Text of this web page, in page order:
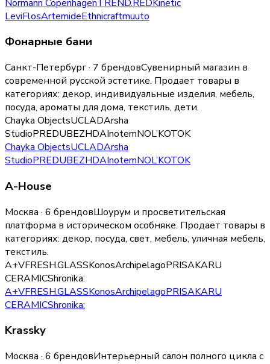
Normann CopenhagenTREND.REDKinetic
LeviFlosArtemideEthnicraftmuuto
Фонарные бани
Санкт-Петербург · 7 брендовСувенирный магазин в
современной русской эстетике. Продает товары в
категориях: декор, индивидуальные изделия, мебель,
посуда, ароматы для дома, текстиль, дети.
Chayka ObjectsUCLADArsha
StudioPREDUBEZHDAInotemNOL’KOTOK
Chayka ObjectsUCLADArsha
StudioPREDUBEZHDAInotemNOL’KOTOK
A-House
Москва · 6 брендовШоурум и просветительская
платформа в историческом особняке. Продает товары в
категориях: декор, посуда, свет, мебель, уличная мебель,
текстиль.
A+VFRESH.GLASSKonosArchipelagoPRISAKARU
CERAMICShronika:
A+VFRESH.GLASSKonosArchipelagoPRISAKARU
CERAMICShronika:
Krassky
Москва · 6 брендовИнтерьерный салон полного цикла с